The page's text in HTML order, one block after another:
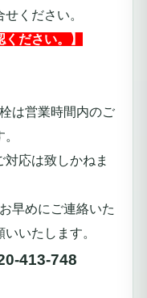
ください。
ださい。】
は営業時間内のご
応は致しかねま
早めにご連絡いた
いたします。
413-748